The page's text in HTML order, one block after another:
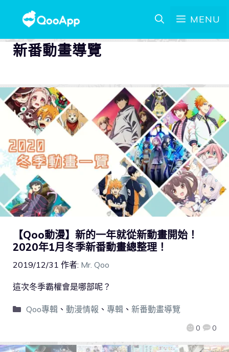
MENU
新番動畫導覽
【Qoo動漫】新的一年就從新動畫開始！
2020年1月冬季新番動畫總整理！
2019/12/31 作者: Mr. Qoo
0 0
這次冬季霸權會是哪部呢？
Qoo專輯、 動漫情報 、 專輯、 新番動畫導覽